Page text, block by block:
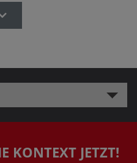
KONTEXT JETZT!